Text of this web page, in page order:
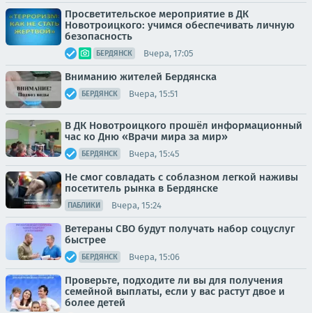
Просветительское мероприятие в ДК
Новотроицкого: учимся обеспечивать личную
безопасность
БЕРДЯНСК Вчера, 17:05
Вниманию жителей Бердянска
БЕРДЯНСК Вчера, 15:51
В ДК Новотроицкого прошёл информационный
час ко Дню «Врачи мира за мир»
БЕРДЯНСК Вчера, 15:45
Не смог совладать с соблазном легкой наживы
посетитель рынка в Бердянске
ПАБЛИКИ Вчера, 15:24
Ветераны СВО будут получать набор соцуслуг
быстрее
БЕРДЯНСК Вчера, 15:06
Проверьте, подходите ли вы для получения
семейной выплаты, если у вас растут двое и
более детей